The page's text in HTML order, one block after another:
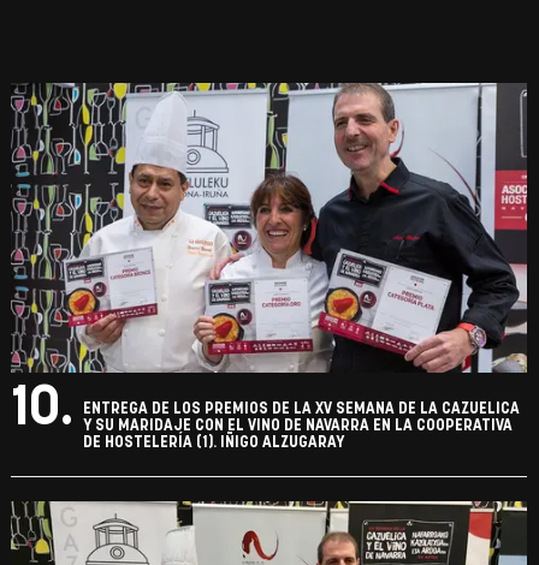
10.
ENTREGA DE LOS PREMIOS DE LA XV SEMANA DE LA CAZUELICA
Y SU MARIDAJE CON EL VINO DE NAVARRA EN LA COOPERATIVA
DE HOSTELERÍA (1). IÑIGO ALZUGARAY